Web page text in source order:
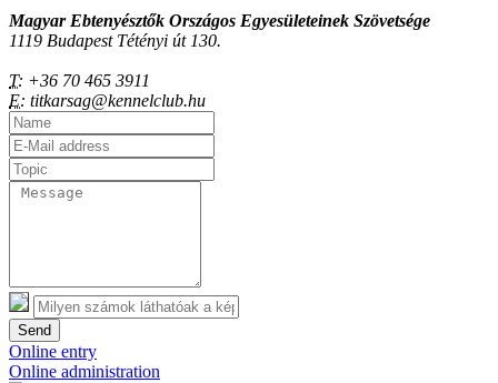
Magyar Ebtenyésztők Országos Egyesületeinek Szövetsége
1119 Budapest Tétényi út 130.
T: +36 70 465 3911
E: titkarsag@kennelclub.hu
Send
Online entry
Online administration